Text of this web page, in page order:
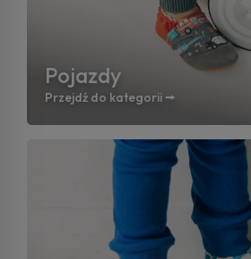
Pojazdy
Przejdź do kategorii 🠚